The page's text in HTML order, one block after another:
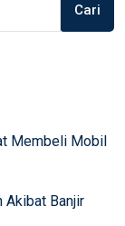
Cari
Membeli Mobil
Akibat Banjir